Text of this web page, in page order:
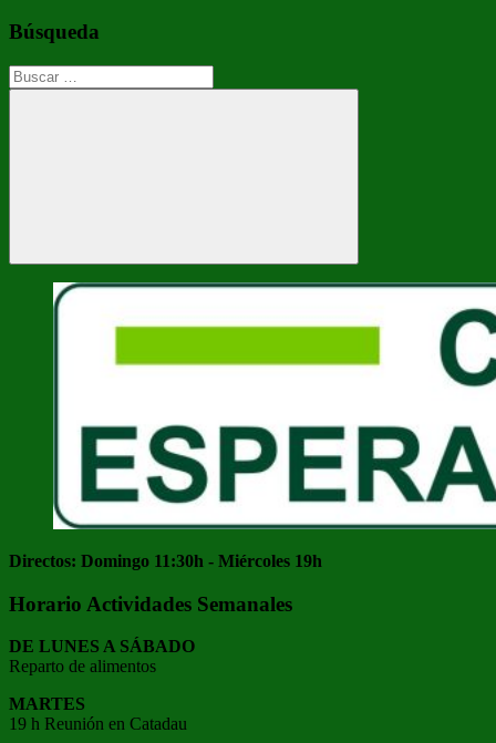
Búsqueda
Buscar:
Buscar
Directos: Domingo 11:30h - Miércoles 19h
Horario Actividades Semanales
DE LUNES A SÁBADO
Reparto de alimentos
MARTES
19 h Reunión en Catadau